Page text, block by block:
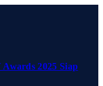
2025 Siap